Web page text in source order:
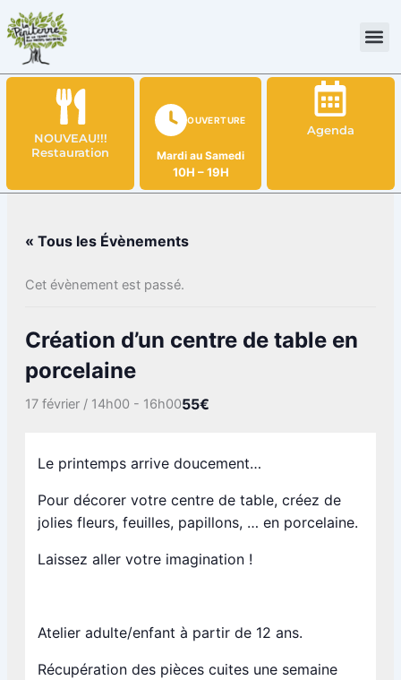
Aller
au
contenu
NOUVEAU!!!
Restauration
OUVERTURE
Mardi au Samedi
10H – 19H
Agenda
« Tous les Évènements
Cet évènement est passé.
Création d’un centre de table en
porcelaine
17 février / 14h00 - 16h0055€
Le printemps arrive doucement…
Pour décorer votre centre de table, créez de
jolies fleurs, feuilles, papillons, … en porcelaine.
Laissez aller votre imagination !
Atelier adulte/enfant à partir de 12 ans.
Récupération des pièces cuites une semaine